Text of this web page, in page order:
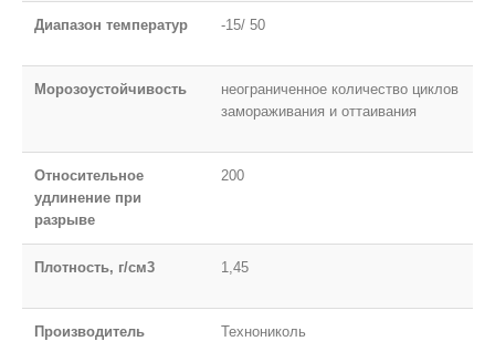
Диапазон температур -15/ 50
Морозоустойчивость
неограниченное количество циклов
замораживания и оттаивания
Относительное
удлинение при
разрыве
200
Плотность, г/см3 1,45
Производитель Технониколь